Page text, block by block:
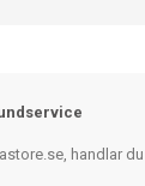
handlar